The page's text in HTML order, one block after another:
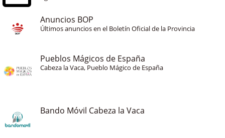
Anuncios BOP
Últimos anuncios en el Boletín Oficial de la Provincia
Pueblos Mágicos de España
Cabeza la Vaca, Pueblo Mágico de España
Bando Móvil Cabeza la Vaca